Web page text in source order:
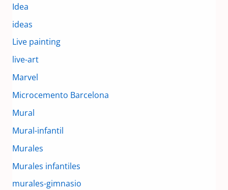
Idea
ideas
Live painting
live-art
Marvel
Microcemento Barcelona
Mural
Mural-infantil
Murales
Murales infantiles
murales-gimnasio